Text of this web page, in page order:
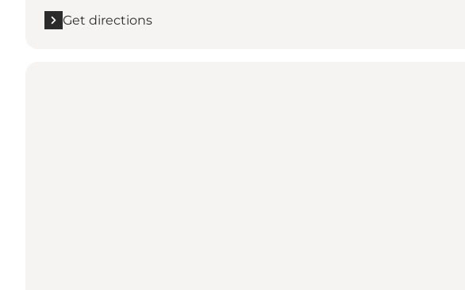
Get directions